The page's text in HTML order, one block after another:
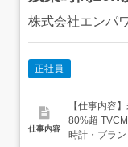
株式会社エンパ
正社員
仕事内容
【仕事内容
80%超
時計・ブラ